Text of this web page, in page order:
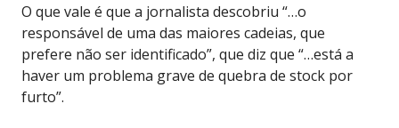
O que vale é que a jornalista descobriu “…o
responsável de uma das maiores cadeias, que
prefere não ser identificado”, que diz que “…está a
haver um problema grave de quebra de stock por
furto”.